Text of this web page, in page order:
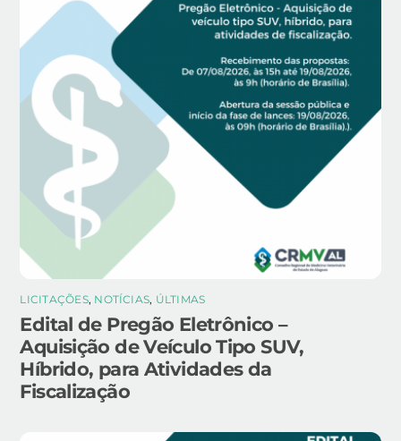
LICITAÇÕES, NOTÍCIAS, ÚLTIMAS
Edital de Pregão Eletrônico –
Aquisição de Veículo Tipo SUV,
Híbrido, para Atividades da
Fiscalização